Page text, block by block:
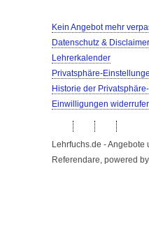
Kein Angebot mehr
Datenschutz & Disclaimer
Lehrerkalender
Privatsphäre-
Historie der
Einwilligungen
Lehrfuchs.de - Angebote
Referendare, powered by